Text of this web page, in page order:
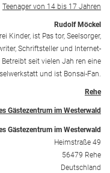
Teenager von 14 bis 17 Jahren
Rudolf Möckel
Kinder, ist Pas tor, Seelsorger,
Schriftsteller und Internet-
Betreibt seit vielen Jah ren eine
und ist Bonsai-Fan.
Rehe
Gästezentrum im Westerwald
Gästezentrum im Westerwald
Heimstraße 49
56479 Rehe
Deutschland